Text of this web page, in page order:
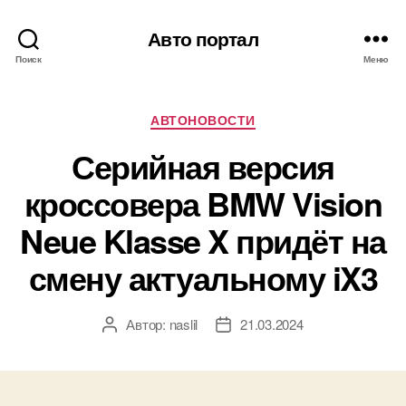
Поиск
Авто портал
Меню
Рубрики
АВТОНОВОСТИ
Серийная версия
кроссовера BMW Vision
Neue Klasse X придёт на
смену актуальному iX3
АвторАвтор: naslil
Дата21.03.2024